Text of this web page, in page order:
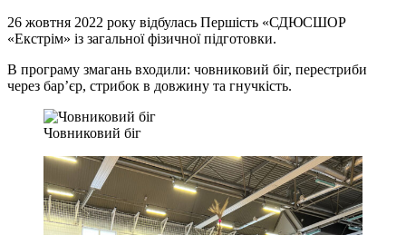
26 жовтня 2022 року відбулась Першість «СДЮСШОР
«Екстрім» із загальної фізичної підготовки.
В програму змагань входили: човниковий біг, перестриби
через бар’єр, стрибок в довжину та гнучкість.
Човниковий біг